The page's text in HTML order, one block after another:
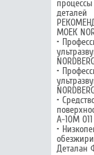
деталей
МОЕК
•
•
•
А-10М 011
•
Деталан